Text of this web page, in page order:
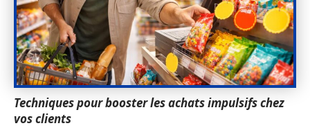
Techniques pour booster les achats impulsifs chez
vos clients